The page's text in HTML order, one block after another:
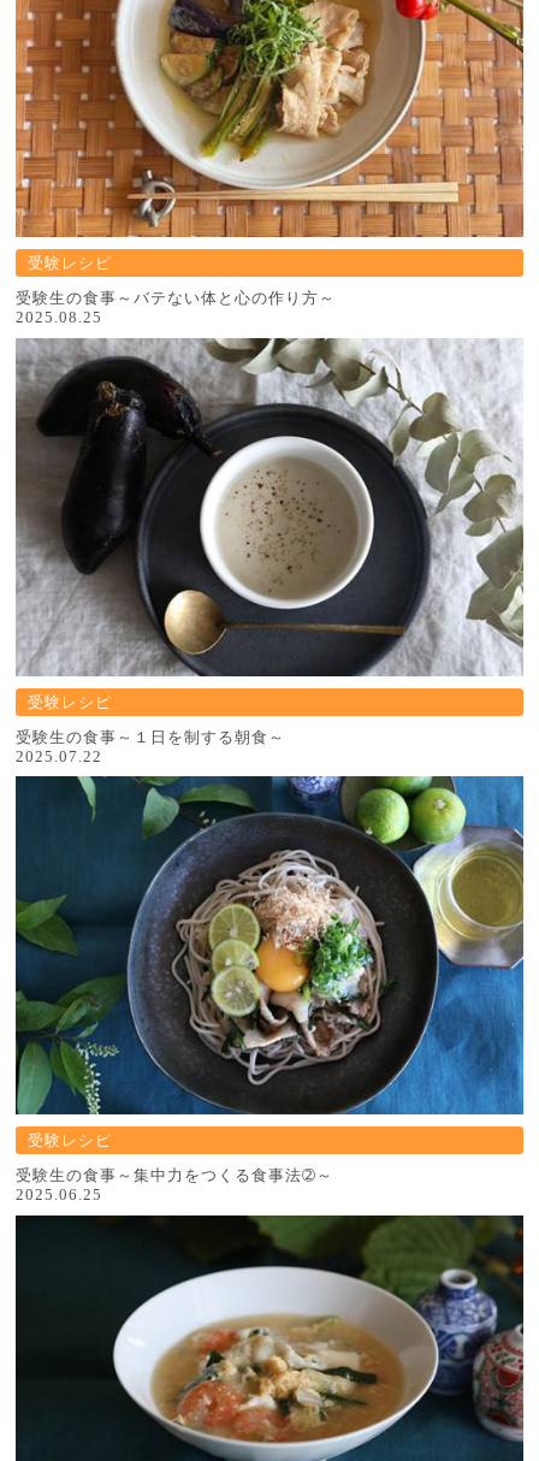
受験レシピ
受験生の食事～バテない体と心の作り方～
2025.08.25
受験レシピ
受験生の食事～１日を制する朝食～
2025.07.22
受験レシピ
受験生の食事～集中力をつくる食事法➁～
2025.06.25